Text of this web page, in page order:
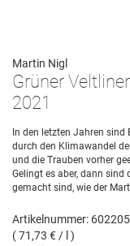
Martin Nigl
Grüner
2021
In den letzten Jahren sind
durch den Klimawandel
und die Trauben vorher
Gelingt es aber, dann sind
gemacht sind, wie der
Artikelnummer:
( 71,73 € / l )